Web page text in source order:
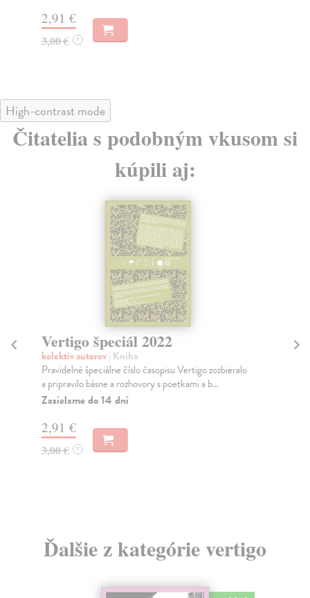
2,91 €
3,00 € ?
High-contrast mode
Čitatelia s podobným vkusom si
kúpili aj:
Vertigo špeciál 2022
kolektív autorov| Kniha
Pravidelné špeciálne číslo časopisu Vertigo zozbieralo
a pripravilo básne a rozhovory s poetkami a b...
Zasielame do 14 dní
2,91 €
3,00 € ?
Ďalšie z kategórie vertigo